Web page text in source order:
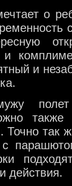
о
и
так
действия.